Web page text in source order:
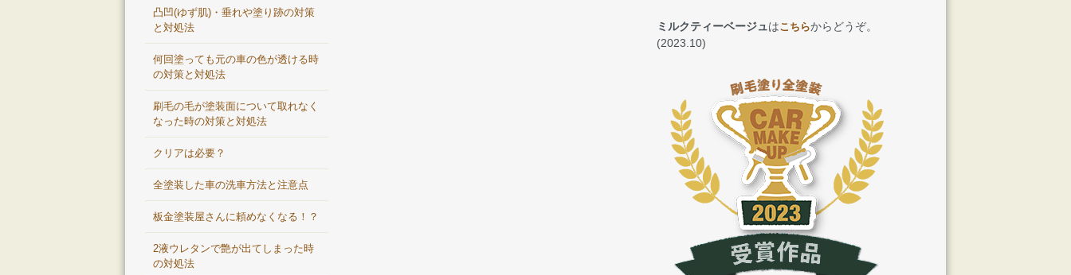
ミルクティーベージュはこちらからどうぞ。
(2023.10)
凸凹(ゆず肌)・垂れや塗り跡の対策
と対処法
何回塗っても元の車の色が透ける時
の対策と対処法
刷毛の毛が塗装面について取れなく
なった時の対策と対処法
クリアは必要？
全塗装した車の洗車方法と注意点
板金塗装屋さんに頼めなくなる！？
2液ウレタンで艶が出てしまった時
の対処法